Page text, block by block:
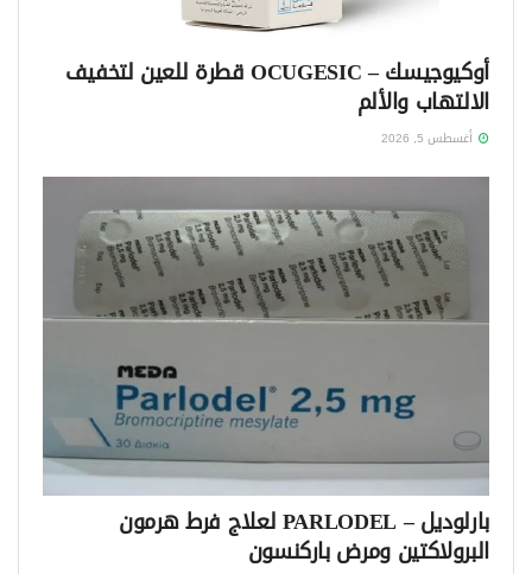
أوكيوجيسك – OCUGESIC قطرة للعين لتخفيف
الالتهاب والألم
أغسطس 5, 2026
بارلوديل – PARLODEL لعلاج فرط هرمون
البرولاكتين ومرض باركنسون